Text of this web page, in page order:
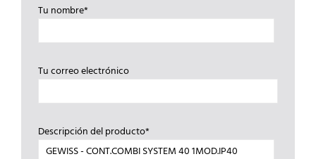
Tu nombre*
Tu correo electrónico
Descripción del producto*